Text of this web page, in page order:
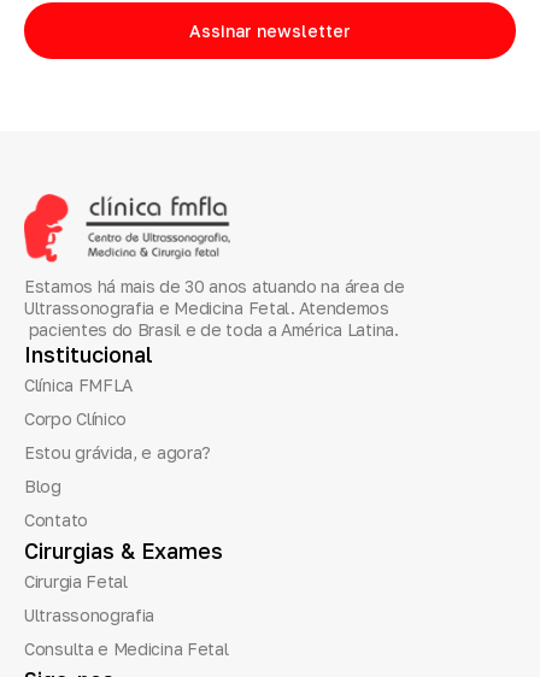
Assinar newsletter
Estamos há mais de 30 anos atuando na área de
Ultrassonografia e Medicina Fetal. Atendemos
pacientes do Brasil e de toda a América Latina.
Institucional
Clínica FMFLA
Corpo Clínico
Estou grávida, e agora?
Blog
Contato
Cirurgias & Exames
Cirurgia Fetal
Ultrassonografia
Consulta e Medicina Fetal